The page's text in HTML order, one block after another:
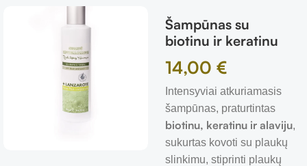
Šampūnas su
biotinu ir keratinu
14,00€
Intensyviai atkuriamasis
šampūnas, praturtintas
biotinu, keratinu ir alaviju,
sukurtas kovoti su plaukų
slinkimu, stiprinti plaukų